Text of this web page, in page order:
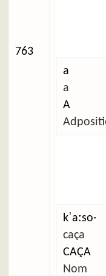
763
a
a
A
kˈaːsoˑ
caça
CAÇA
Nom